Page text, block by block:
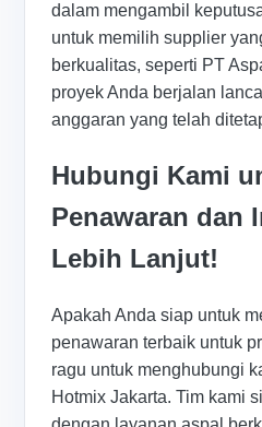
dalam mengambil
untuk memilih supplier
berkualitas, seperti PT
proyek Anda berjalan
anggaran yang telah
Hubungi Kami
Penawaran dan
Lebih Lanjut!
Apakah Anda siap untuk
penawaran terbaik untuk
ragu untuk menghubungi
Hotmix Jakarta. Tim kami